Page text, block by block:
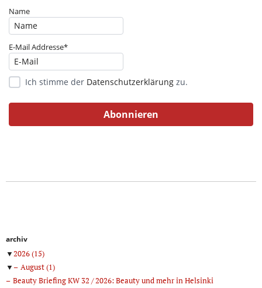
Name
E-Mail Addresse*
Ich stimme der Datenschutzerklärung zu.
archiv
▼2026(15)
▼
August(1)
Beauty Briefing KW 32 / 2026: Beauty und mehr in Helsinki